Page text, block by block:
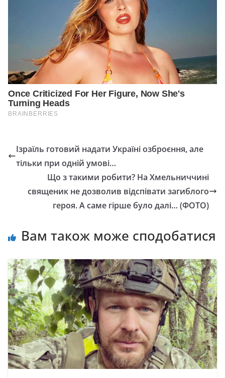
Ізраїль готовий надати Україні озброєння, але
тільки при одній умові…
Що з такими робити? На Хмельниччині
священик не дозволив відспівати загиблого
героя. А саме гірше було далі… (ФОТО)
Вам також може сподобатися